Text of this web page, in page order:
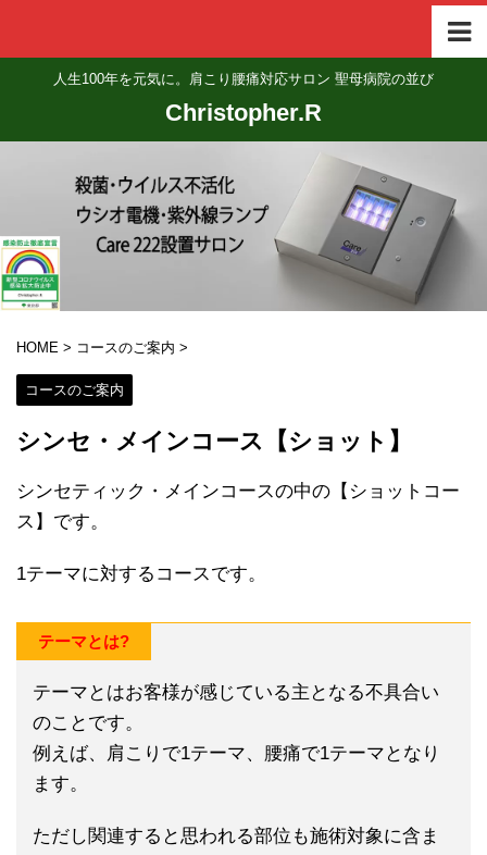
人生100年を元気に。肩こり腰痛対応サロン 聖母病院の並び
Christopher.R
HOME > コースのご案内 >
コースのご案内
シンセ・メインコース【ショット】
シンセティック・メインコースの中の【ショットコー
ス】です。
1テーマに対するコースです。
テーマとは?
テーマとはお客様が感じている主となる不具合い
のことです。
例えば、肩こりで1テーマ、腰痛で1テーマとなり
ます。
ただし関連すると思われる部位も施術対象に含ま